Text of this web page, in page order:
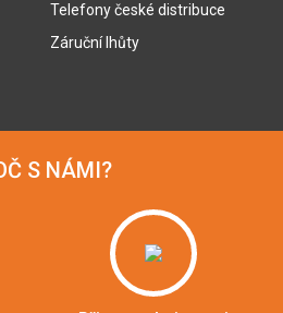
Telefony české distribuce
Záruční lhůty
S NÁMI?